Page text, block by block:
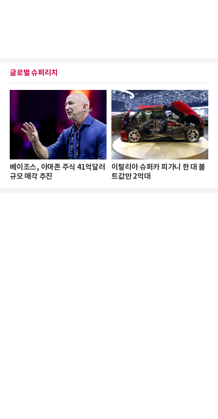
글로벌 슈퍼리치
베이조스, 아마존 주식 41억달러
규모 매각 추진
이탈리아 슈퍼카 피가니 한 대 볼
트값만 2억대